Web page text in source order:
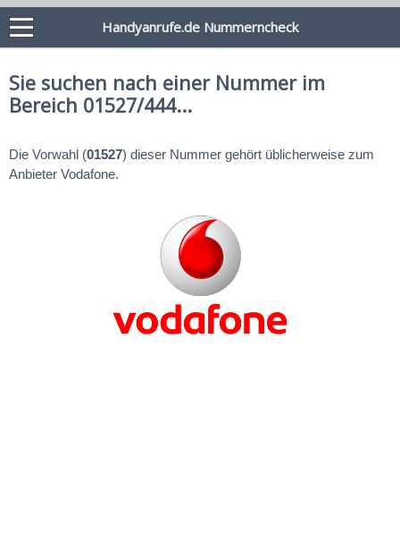
Handyanrufe.de Nummerncheck
Sie suchen nach einer Nummer im
Bereich 01527/444...
Die Vorwahl (01527) dieser Nummer gehört üblicherweise zum
Anbieter Vodafone.